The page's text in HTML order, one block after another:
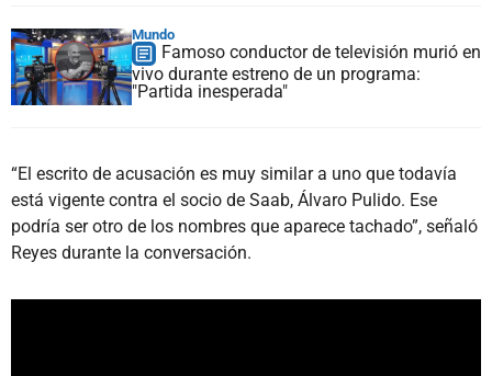
Mundo
Famoso conductor de televisión murió en
vivo durante estreno de un programa:
"Partida inesperada"
“El escrito de acusación es muy similar a uno que todavía
está vigente contra el socio de Saab, Álvaro Pulido. Ese
podría ser otro de los nombres que aparece tachado”, señaló
Reyes durante la conversación.